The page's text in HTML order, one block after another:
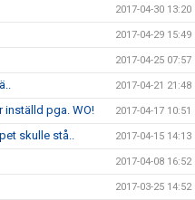
2017-04-30 13:20
2017-04-29 15:49
2017-04-25 07:57
2017-04-21 21:48
pga. WO! 2017-04-17 10:51
skulle stå.. 2017-04-15 14:13
2017-04-08 16:52
2017-03-25 14:52